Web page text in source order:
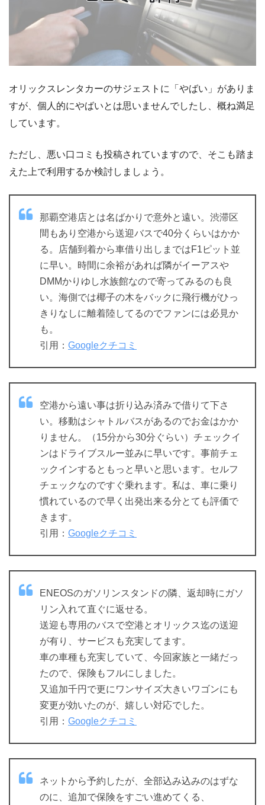
オリックスレンタカーのサジェストに「やばい」がありま
すが、個人的にやばいとは思いませんでしたし、概ね満足
しています。
ただし、悪い口コミも投稿されていますので、そこも踏ま
えた上で利用するか検討しましょう。
那覇空港店とは名ばかりで意外と遠い。渋滞区
間もあり空港から送迎バスで40分くらいはかか
る。店舗到着から車借り出しまではF1ピット並
に早い。時間に余裕があれば隣がイーアスや
DMMかりゆし水族館なので寄ってみるのも良
い。海側では椰子の木をバックに飛行機がひっ
きりなしに離着陸してるのでファンには必見か
も。
引用： Googleクチコミ
空港から遠い事は折り込み済みで借りて下さ
い。移動はシャトルバスがあるのでお金はかか
りません。（15分から30分ぐらい）チェックイ
ンはドライブスルー並みに早いです。事前チェ
ックインするともっと早いと思います。セルフ
チェックなのですぐ乗れます。私は、車に乗り
慣れているので早く出発出来る分とても評価で
きます。
引用： Googleクチコミ
ENEOSのガソリンスタンドの隣、返却時にガソ
リン入れて直ぐに返せる。
送迎も専用のバスで空港とオリックス迄の送迎
が有り、サービスも充実してます。
車の車種も充実していて、今回家族と一緒だっ
たので、保険もフルにしました。
又追加千円で更にワンサイズ大きいワゴンにも
変更が効いたのが、嬉しい対応でした。
引用： Googleクチコミ
ネットから予約したが、全部込み込みのはずな
のに、追加で保険をすごい進めてくる、